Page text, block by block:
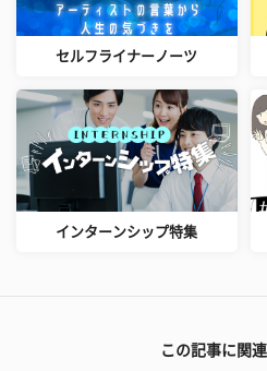
セルフライナーノーツ
インターンシップ特集
この記事に関